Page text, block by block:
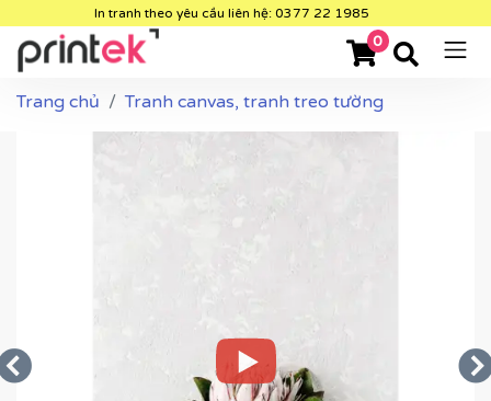
In tranh theo yêu cầu liên hệ: 0377 22 1985
0
Trang chủ Tranh canvas, tranh treo tường